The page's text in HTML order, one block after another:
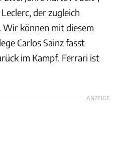
der zugleich
können mit diesem
Carlos Sainz fasst
im Kampf. Ferrari ist
ANZEIGE